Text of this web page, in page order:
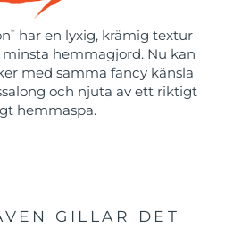
™
har en lyxig, krämig textur
hemmagjord. Nu kan
med samma fancy känsla
och njuta av ett riktigt
hemmaspa.
GILLAR DET